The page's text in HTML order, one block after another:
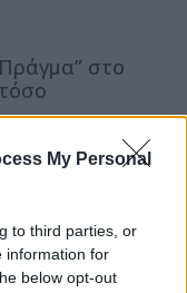
My Personal
to third parties, or
information for
below opt-out
στο
Thycotic